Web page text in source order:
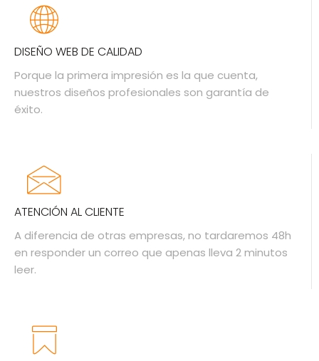
DISEÑO WEB DE CALIDAD
Porque la primera impresión es la que cuenta,
nuestros diseños profesionales son garantía de
éxito.
ATENCIÓN AL CLIENTE
A diferencia de otras empresas, no tardaremos 48h
en responder un correo que apenas lleva 2 minutos
leer.